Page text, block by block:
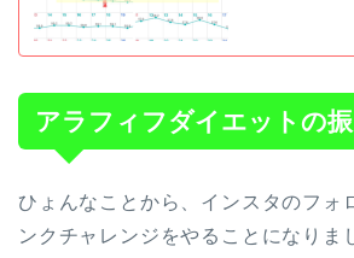
アラフィフダイエットの
ひょんなことから、インスタのフォ
ンクチャレンジをやることになりま